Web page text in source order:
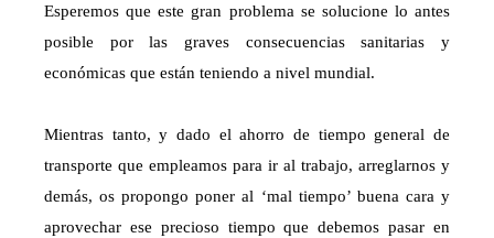
Esperemos que este gran problema se solucione lo antes
posible por las graves consecuencias sanitarias y
económicas que están teniendo a nivel mundial.
Mientras tanto, y dado el ahorro de tiempo general de
transporte que empleamos para ir al trabajo, arreglarnos y
demás, os propongo poner al ‘mal tiempo’ buena cara y
aprovechar ese precioso tiempo que debemos pasar en